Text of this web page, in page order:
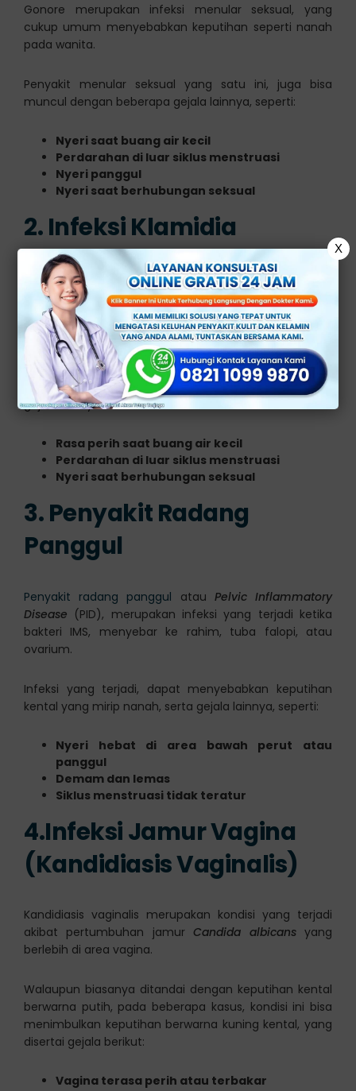
Gonore merupakan infeksi menular seksual, yang
cukup umum menyebabkan keputihan seperti nanah
pada wanita.
Penyakit menular seksual yang satu ini, juga bisa
muncul dengan beberapa gejala lainnya, seperti:
Nyeri saat buang air kecil
Perdarahan di luar siklus menstruasi
Nyeri panggul
Nyeri saat berhubungan seksual
2. Infeksi Klamidia
Klamidia juga termasuk infeksi menular seksual, yang
kerap kali tidak menunjukkan gejala di tahap awal
infeksi.
Namun, sebagian orang mungkin akan mengalami
perubahan pada keputihan, termasuk keputihan
kuning yang terlihat seperti nanah. Berikut beberapa
gejala lainnya:
Rasa perih saat buang air kecil
Perdarahan di luar siklus menstruasi
Nyeri saat berhubungan seksual
3. Penyakit Radang
Panggul
Penyakit radang panggul atau Pelvic Inflammatory
Disease (PID), merupakan infeksi yang terjadi ketika
bakteri IMS, menyebar ke rahim, tuba falopi, atau
ovarium.
Infeksi yang terjadi, dapat menyebabkan keputihan
kental yang mirip nanah, serta gejala lainnya, seperti:
Nyeri hebat di area bawah perut atau
panggul
Demam dan lemas
Siklus menstruasi tidak teratur
4.Infeksi Jamur Vagina
(Kandidiasis Vaginalis)
Kandidiasis vaginalis merupakan kondisi yang terjadi
akibat pertumbuhan jamurCandida albicansyang
berlebih di area vagina.
Walaupun biasanya ditandai dengan keputihan kental
berwarna putih, pada beberapa kasus, kondisi ini bisa
menimbulkan keputihan berwarna kuning kental, yang
disertai gejala berikut:
Vagina terasa perih atau terbakar
X